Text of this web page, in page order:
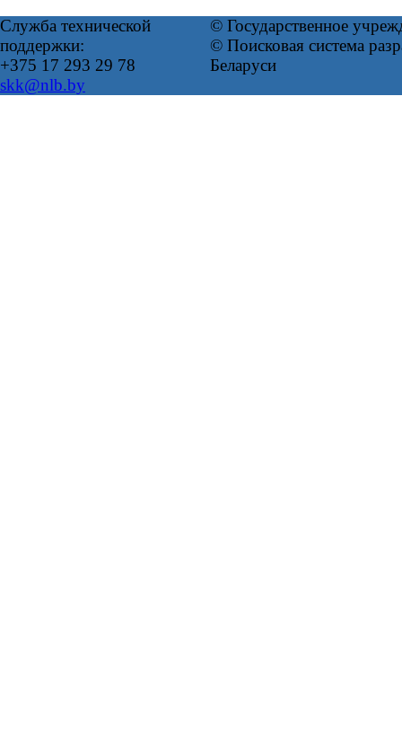
Служба технической
поддержки:
+375 17 293 29 78
skk@nlb.by
© Государственное
© Поисковая система
Беларуси